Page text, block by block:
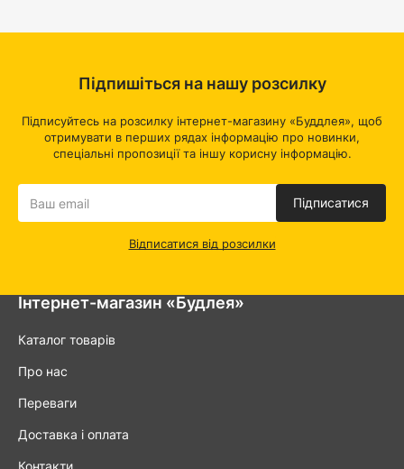
Інтернет-магазин «Будлея»
Каталог товарів
Про нас
Переваги
Доставка і оплата
Контакти
Підпишіться на нашу розсилку
Підписуйтесь на розсилку інтернет-магазину «Буддлея», щоб
отримувати в перших рядах інформацію про новинки,
спеціальні пропозиції та іншу корисну інформацію.
Підписатися
Відписатися від розсилки